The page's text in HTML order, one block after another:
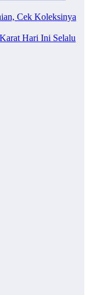
Cek Koleksinya
Hari Ini Selalu